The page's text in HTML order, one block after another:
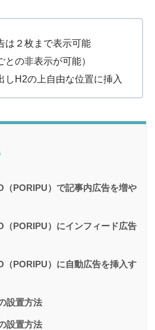
は２枚まで表示可能
との非表示が可能）
しH2の上自由な位置に挿入
（PORIPU）で記事内広告を増や
（PORIPU）にインフィード広告
（PORIPU）に自動広告を挿入す
設置方法
設置方法